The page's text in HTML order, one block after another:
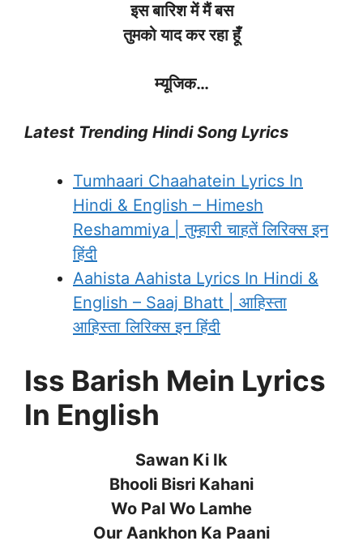
इस बारिश में मैं बस
तुमको याद कर रहा हूँ
म्यूजिक…
Latest Trending Hindi Song Lyrics
Tumhaari Chaahatein Lyrics In
Hindi & English – Himesh
Reshammiya | तुम्हारी चाहतें लिरिक्स इन
हिंदी
Aahista Aahista Lyrics In Hindi &
English – Saaj Bhatt | आहिस्ता
आहिस्ता लिरिक्स इन हिंदी
Iss Barish Mein Lyrics
In English
Sawan Ki Ik
Bhooli Bisri Kahani
Wo Pal Wo Lamhe
Our Aankhon Ka Paani